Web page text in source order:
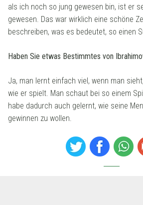
als ich noch so jung gewesen bin, ist er
gewesen. Das war wirklich eine schöne
beschreiben, was es bedeutet, so einen
Haben Sie etwas Bestimmtes von
Ja, man lernt einfach viel, wenn man
wie er spielt. Man schaut bei so einem
habe dadurch auch gelernt, wie seine
gewinnen zu wollen.